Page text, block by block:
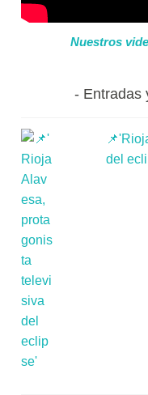
Nuestros
Entradas
del